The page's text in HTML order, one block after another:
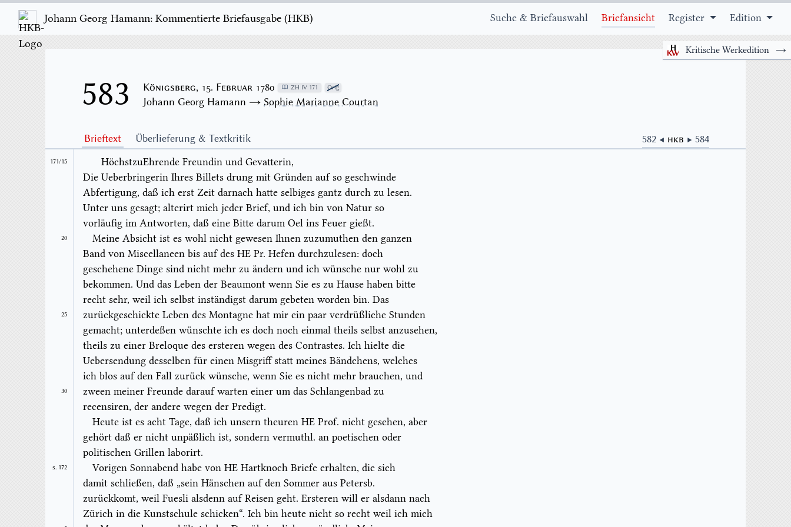
Johann Georg Hamann: Kommentierte Briefausgabe ( H K B ) Suche & Briefauswahl Briefansicht Register Edition
Kritische Werkedition →
583 Königsberg, 15. Februar 1780 ZH IV 171 Orig
Johann Georg Hamann → Sophie Marianne Courtan
Brieftext Überlieferung & Textkritik 582 ◀ HKB ▶ 584
171/15
HöchstzuEhrende Freundin und Gevatterin,
Die Ueberbringerin Ihres Billets drung mit Gründen auf so geschwinde
Abfertigung, daß ich erst Zeit darnach hatte selbiges gantz durch zu lesen.
Unter uns gesagt; alterirt mich jeder Brief, und ich bin von Natur so
vorläufig im Antworten, daß eine Bitte darum Oel ins Feuer gießt.
20
Meine Absicht ist es wohl nicht gewesen Ihnen zuzumuthen den ganzen
Band von Miscellaneen bis auf des HE Pr. Hefen durchzulesen: doch
geschehene Dinge sind nicht mehr zu ändern und ich wünsche nur wohl zu
bekommen. Und das Leben der Beaumont wenn Sie es zu Hause haben bitte
recht sehr, weil ich selbst inständigst darum gebeten worden bin. Das
25 zurückgeschickte Leben des Montagne hat mir ein paar verdrüßliche Stunden
gemacht; unterdeßen wünschte ich es doch noch einmal theils selbst anzusehen,
theils zu einer Breloque des ersteren wegen des Contrastes. Ich hielte die
Uebersendung desselben für einen Misgriff statt meines Bändchens, welches
ich blos auf den Fall zurück wünsche, wenn Sie es nicht mehr brauchen, und
30
zween meiner Freunde darauf warten einer um das Schlangenbad zu
recensiren, der andere wegen der Predigt.
Heute ist es acht Tage, daß ich unsern theuren HE Prof. nicht gesehen, aber
gehört daß er nicht unpäßlich ist, sondern vermuthl. an poetischen oder
politischen Grillen laborirt.
S. 172
Vorigen Sonnabend habe von HE Hartknoch Briefe erhalten, die sich
damit schließen, daß „sein Hänschen auf den Sommer aus Petersb.
zurückkomt, weil Fuesli alsdenn auf Reisen geht. Ersteren will er alsdann nach
Zürich in die Kunstschule schicken“. Ich bin heute nicht so recht weil ich mich